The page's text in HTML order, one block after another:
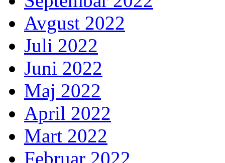
Avgust 2022
Juli 2022
Juni 2022
Maj 2022
April 2022
Mart 2022
Februar 2022